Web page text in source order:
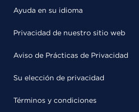
Ayuda en su idioma
Privacidad de nuestro sitio web
Aviso de Prácticas de Privacidad
Su elección de privacidad
Términos y condiciones